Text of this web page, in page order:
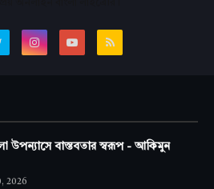
উপন্যাসে বাস্তবতার স্বরূপ - আকিমুন
2026